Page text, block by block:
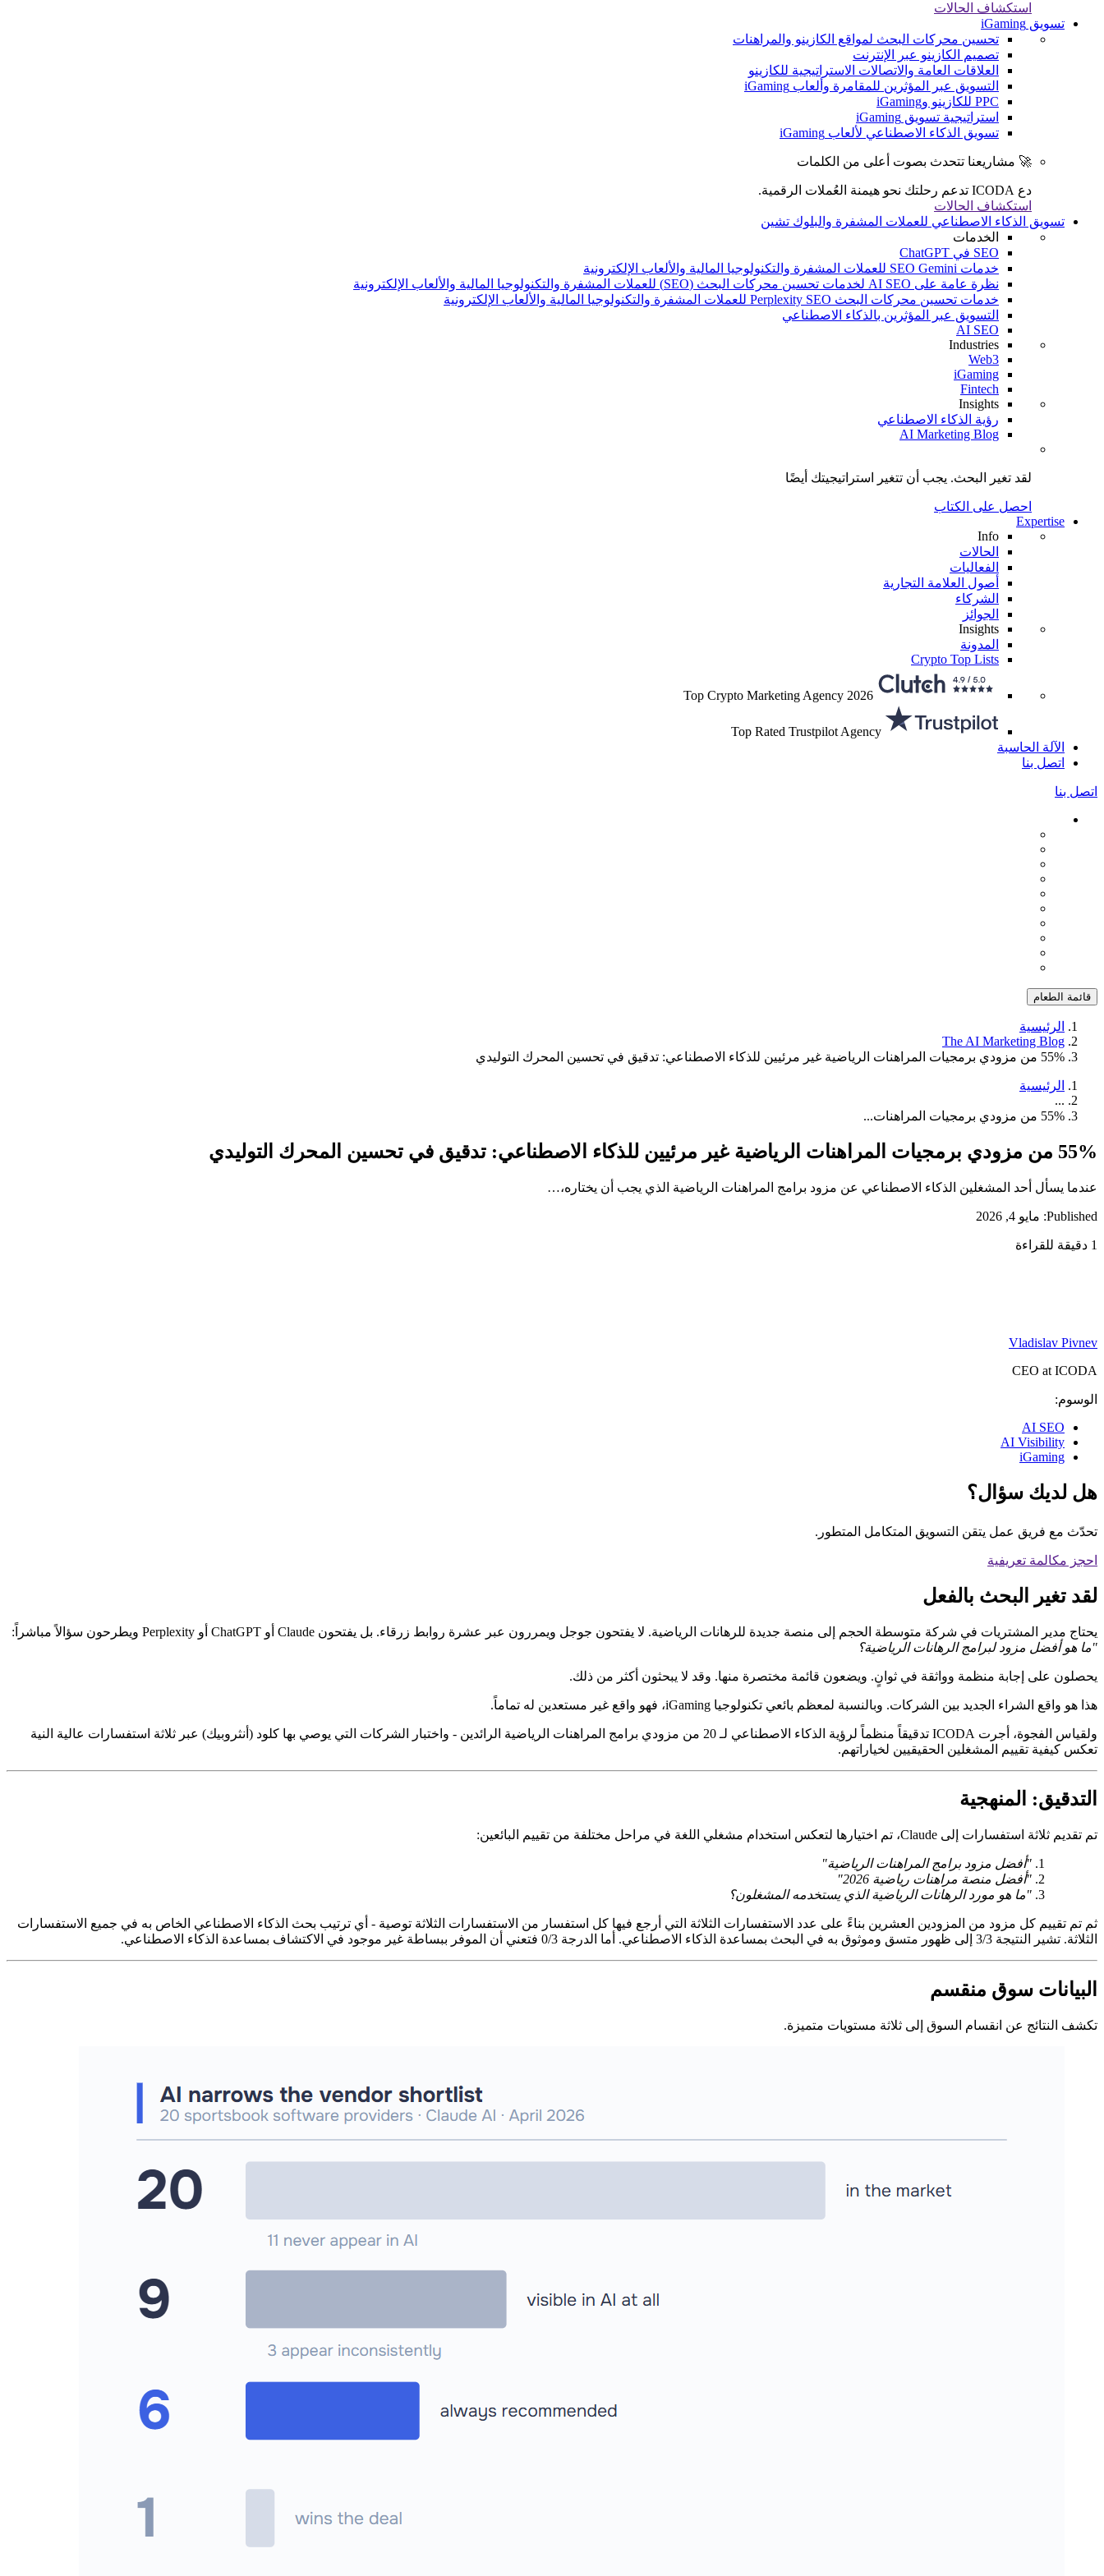
استكشاف الحالات
تسويق iGaming
تحسين محركات البحث لمواقع الكازينو والمراهنات
تصميم الكازينو عبر الإنترنت
العلاقات العامة والاتصالات الاستراتيجية للكازينو
التسويق عبر المؤثرين للمقامرة وألعاب iGaming
PPC للكازينو وiGaming
استراتيجية تسويق iGaming
تسويق الذكاء الاصطناعي لألعاب iGaming
🚀 مشاريعنا تتحدث بصوت أعلى من الكلمات
دع ICODA تدعم رحلتك نحو هيمنة العُملات الرقمية.
استكشاف الحالات
تسويق الذكاء الاصطناعي للعملات المشفرة والبلوك تشين
الخدمات
SEO في ChatGPT
خدمات SEO Gemini للعملات المشفرة والتكنولوجيا المالية والألعاب الإلكترونية
نظرة عامة على AI SEO لخدمات تحسين محركات البحث (SEO) للعملات المشفرة والتكنولوجيا المالية والألعاب الإلكترونية
خدمات تحسين محركات البحث Perplexity SEO للعملات المشفرة والتكنولوجيا المالية والألعاب الإلكترونية
التسويق عبر المؤثرين بالذكاء الاصطناعي
AI SEO
Industries
Web3
iGaming
Fintech
Insights
رؤية الذكاء الاصطناعي
AI Marketing Blog
لقد تغير البحث. يجب أن تتغير استراتيجيتك أيضًا
احصل على الكتاب
Expertise
Info
الحالات
الفعاليات
أصول العلامة التجارية
الشركاء
الجوائز
Insights
المدونة
Crypto Top Lists
Top Crypto Marketing Agency 2026
Top Rated Trustpilot Agency
الآلة الحاسبة
اتصل بنا
اتصل بنا
قائمة الطعام
الرئيسية
The AI Marketing Blog
55% من مزودي برمجيات المراهنات الرياضية غير مرئيين للذكاء الاصطناعي: تدقيق في تحسين المحرك التوليدي
الرئيسية
...
55% من مزودي برمجيات المراهنات...
55% من مزودي برمجيات المراهنات الرياضية غير مرئيين للذكاء الاصطناعي: تدقيق في تحسين المحرك التوليدي
عندما يسأل أحد المشغلين الذكاء الاصطناعي عن مزود برامج المراهنات الرياضية الذي يجب أن يختاره،…
Published: مايو 4, 2026
1 دقيقة للقراءة
Vladislav Pivnev
CEO at ICODA
الوسوم:
AI SEO
AI Visibility
iGaming
هل لديك سؤال؟
تحدّث مع فريق عمل يتقن التسويق المتكامل المتطور.
احجز مكالمة تعريفية
لقد تغير البحث بالفعل
يحتاج مدير المشتريات في شركة متوسطة الحجم إلى منصة جديدة للرهانات الرياضية. لا يفتحون جوجل ويمررون عبر عشرة روابط زرقاء. بل يفتحون Claude أو ChatGPT أو Perplexity ويطرحون سؤالاً مباشراً:
"ما هو أفضل مزود لبرامج الرهانات الرياضية؟
يحصلون على إجابة منظمة وواثقة في ثوانٍ. ويضعون قائمة مختصرة منها. وقد لا يبحثون أكثر من ذلك.
هذا هو واقع الشراء الجديد بين الشركات. وبالنسبة لمعظم بائعي تكنولوجيا iGaming، فهو واقع غير مستعدين له تماماً.
ولقياس الفجوة، أجرت ICODA تدقيقاً منظماً لرؤية الذكاء الاصطناعي لـ 20 من مزودي برامج المراهنات الرياضية الرائدين - واختبار الشركات التي يوصي بها كلود (أنثروبيك) عبر ثلاثة استفسارات عالية النية
تعكس كيفية تقييم المشغلين الحقيقيين لخياراتهم.
التدقيق: المنهجية
تم تقديم ثلاثة استفسارات إلى Claude، تم اختيارها لتعكس استخدام مشغلي اللغة في مراحل مختلفة من تقييم البائعين:
"أفضل مزود برامج المراهنات الرياضية"
"أفضل منصة مراهنات رياضية 2026″
"ما هو مورد الرهانات الرياضية الذي يستخدمه المشغلون؟
ثم تم تقييم كل مزود من المزودين العشرين بناءً على عدد الاستفسارات الثلاثة التي أرجع فيها كل استفسار من الاستفسارات الثلاثة توصية - أي ترتيب بحث الذكاء الاصطناعي الخاص به في جميع الاستفسارات
الثلاثة. تشير النتيجة 3/3 إلى ظهور متسق وموثوق به في البحث بمساعدة الذكاء الاصطناعي. أما الدرجة 0/3 فتعني أن الموفر ببساطة غير موجود في الاكتشاف بمساعدة الذكاء الاصطناعي.
البيانات سوق منقسم
تكشف النتائج عن انقسام السوق إلى ثلاثة مستويات متميزة.